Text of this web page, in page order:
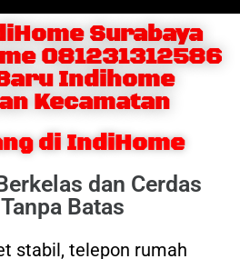
Surabaya
081231312586
Indihome
Kecamatan
di IndiHome
dan Cerdas
Batas
stabil, telepon rumah